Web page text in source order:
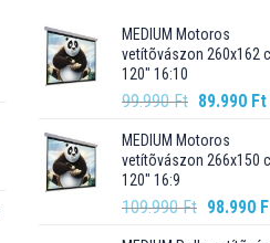
MEDIUM Motoros
vetítõvászon 260x162
120" 16:10
99.990Ft Original
was:
99.990 Ft.
89.990 Ft
MEDIUM Motoros
vetítõvászon 266x150
120" 16:9
109.990Ft Original
98.990